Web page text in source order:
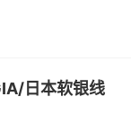
日本软银线